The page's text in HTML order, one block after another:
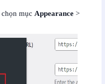
chọn mục Appearance >